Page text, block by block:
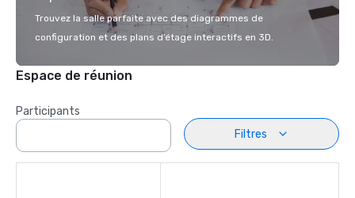
Trouvez la salle parfaite avec des diagrammes de
configuration et des plans d’étage interactifs en 3D.
Espace de réunion
Participants
Filtres